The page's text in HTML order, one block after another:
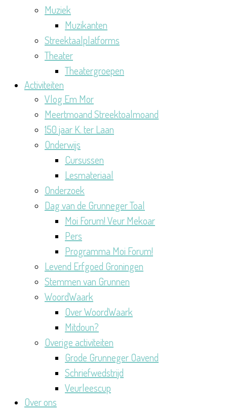
Muziek
Muzikanten
Streektaalplatforms
Theater
Theatergroepen
Activiteiten
Vlog Em Mor
Meertmoand Streektoalmoand
150 jaar K. ter Laan
Onderwijs
Cursussen
Lesmateriaal
Onderzoek
Dag van de Grunneger Toal
Moi Forum! Veur Mekoar
Pers
Programma Moi Forum!
Levend Erfgoed Groningen
Stemmen van Grunnen
WoordWaark
Over WoordWaark
Mitdoun?
Overige activiteiten
Grode Grunneger Oavend
Schriefwedstrijd
Veurleescup
Over ons